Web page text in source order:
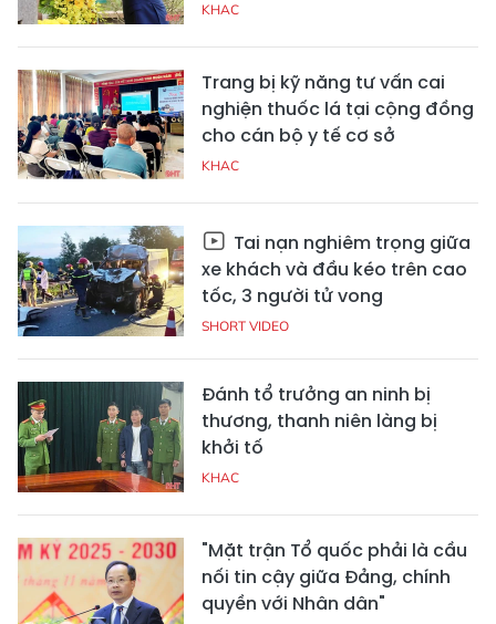
KHAC
Trang bị kỹ năng tư vấn cai
nghiện thuốc lá tại cộng đồng
cho cán bộ y tế cơ sở
KHAC
Tai nạn nghiêm trọng giữa
xe khách và đầu kéo trên cao
tốc, 3 người tử vong
SHORT VIDEO
Đánh tổ trưởng an ninh bị
thương, thanh niên làng bị
khởi tố
KHAC
"Mặt trận Tổ quốc phải là cầu
nối tin cậy giữa Đảng, chính
quyền với Nhân dân"